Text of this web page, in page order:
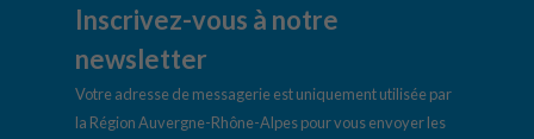
Inscrivez-vous à notre
newsletter
Votre adresse de messagerie est uniquement utilisée par
la Région Auvergne-Rhône-Alpes pour vous envoyer les